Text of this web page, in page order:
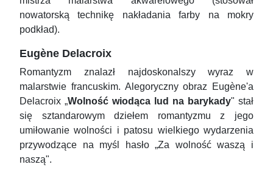
nowatorską technikę nakładania farby na mokry
podkład).
Eugène Delacroix
Romantyzm znalazł najdoskonalszy wyraz w
malarstwie francuskim. Alegoryczny obraz Eugène'a
Delacroix „Wolność wiodąca lud na barykady" stał
się sztandarowym dziełem romantyzmu z jego
umiłowanie wolności i patosu wielkiego wydarzenia
przywodzące na myśl hasło „Za wolność waszą i
naszą".